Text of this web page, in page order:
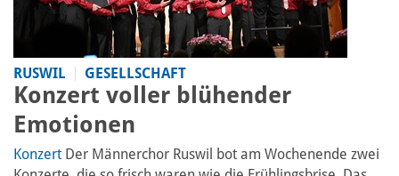
RUSWIL GESELLSCHAFT
Konzert voller blühender
Emotionen
Konzert Der Männerchor Ruswil bot am Wochenende zwei